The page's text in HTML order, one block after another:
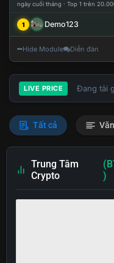
ngày cuối tháng · Top 1 trên
1 Demo123
Hide Module Diễn đàn
LIVE PRICE Đang tải
Tất cả
Trung Tâm
Crypto
)